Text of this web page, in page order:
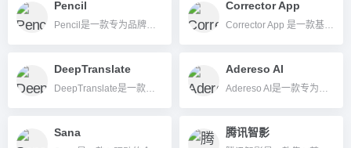
Pencil
Pencil是一款专为品牌、代理商和创意团队打造的AI广告创意生成与广告效果预测平台，支持高效自动生成图片、视频、文本等多种广告素材，并集成效果分析与团队协作功能。
Corrector App
Corrector App 是一款基于AI的多语种智能文本校对和AI内容检测平台，支持27+语言，完全免费、免注册、操作简单。
DeepTranslate
DeepTranslate是一款多引擎AI翻译浏览器插件，支持140+语言，免费一键网页及文档双语翻译。
Adereso AI
Adereso AI是一款专为企业级客户服务与销售自动化设计的智能多渠道对话平台，集成AI与人机协同，有效提升客户沟通效率和转化。
Sana 腾讯智影